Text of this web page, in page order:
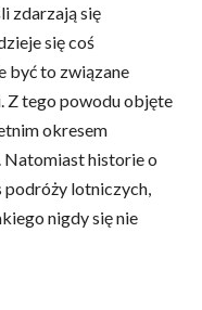
zdarzają się
się coś
być to związane
Z tego powodu objęte
okresem
Natomiast historie o
podróży lotniczych,
nigdy się nie